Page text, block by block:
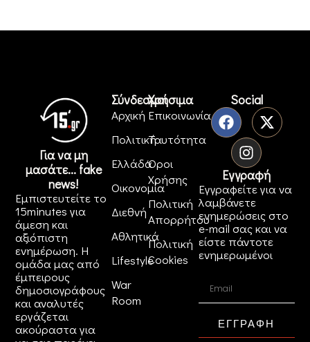
Για να μη
μασάτε... fake
news!
Εμπιστευτείτε το
15minutes για
άμεση και
αξιόπιστη
ενημέρωση. Η
ομάδα μας από
έμπειρους
δημοσιογράφους
και αναλυτές
εργάζεται
ακούραστα για
Σύνδεσμοι
Αρχική
Πολιτική
Ελλάδα
Οικονομία
Διεθνή
Αθλητικά
Lifestyle
War
Room
Χρήσιμα
Επικοινωνία
Ταυτότητα
Όροι
Χρήσης
Πολιτική
Απορρήτου
Πολιτική
Cookies
Social
Εγγραφή
Εγγραφείτε για να
λαμβάνετε
ενημερώσεις στο
e-mail σας και να
είστε πάντοτε
ενημερωμένοι
ΕΓΓΡΑΦΗ